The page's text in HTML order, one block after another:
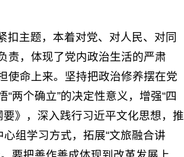
扣主题，本着对党、对人民、对同
责，体现了党内政治生活的严肃
使命上来。坚持把政治修养摆在党
两个确立”的决定性意义，增强“四
要》，深入践行习近平文化思想，推
组学习方式，拓展“文旅融合讲